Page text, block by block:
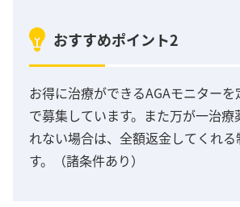
おすすめポイント2
お得に治療ができるAGAモニター
で募集しています。また万が一治療
れない場合は、全額返金してくれる
す。（諸条件あり）